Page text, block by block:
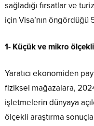
sağladığı fırsatlar ve
için Visa’nın öngördüğü
1- Küçük ve mikro
Yaratıcı ekonomiden
fiziksel mağazalara,
işletmelerin dünyaya
ölçekli araştırma